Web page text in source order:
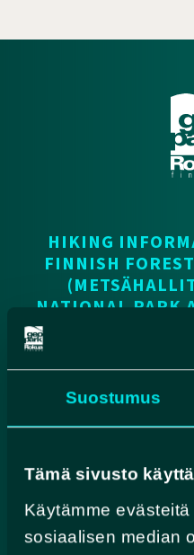
Suostumus
Tämä sivusto
Käytämme
sosiaalisen median
HIKING
FINNISH
NATIONAL PARK